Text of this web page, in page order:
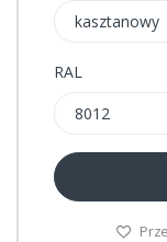
kasztanowy
RAL
8012